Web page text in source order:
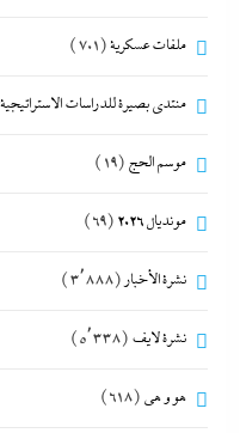
ملفات عسكرية(701)
منتدى بصيرة للدراسات الاستراتيجية
موسم الحج (19)
مونديال 2026 (69)
نشرة الأخبار (3٬888)
نشرة لايف (5٬338)
هو و هي (618)